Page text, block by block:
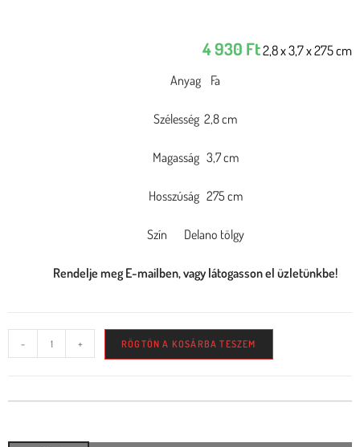
4 930 Ft2,8 x 3,7 x 275 cm
Anyag Fa
Szélesség 2,8 cm
Magasság 3,7 cm
Hosszúság 275 cm
Szín Delano tölgy
Rendelje meg E-mailben, vagy látogasson el üzletünkbe!
- + RÖGTÖN A KOSÁRBA TESZEM